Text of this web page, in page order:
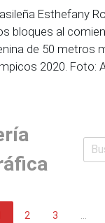
Esthefany
bloques al
de 50 metros
2020. Foto:
2 3